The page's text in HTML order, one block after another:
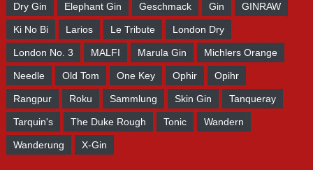
Dry Gin Elephant Gin Geschmack Gin GINRAW
Ki No Bi Larios Le Tribute London Dry
London No. 3 MALFI Marula Gin Michlers Orange
Needle Old Tom One Key Ophir Opihr
Rangpur Roku Sammlung Skin Gin Tanqueray
Tarquin's The Duke Rough Tonic Wandern
Wanderung X-Gin